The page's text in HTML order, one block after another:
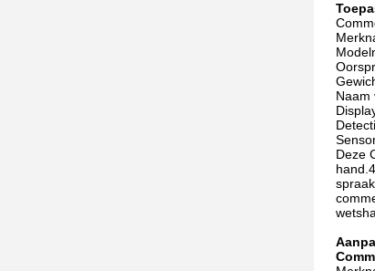
Naam
Deze